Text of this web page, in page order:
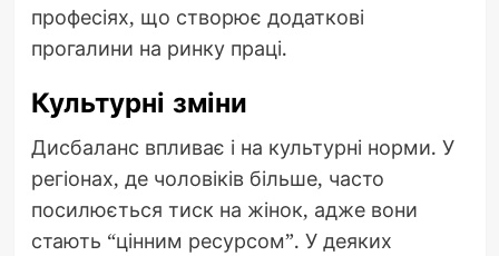
професіях, що створює додаткові
прогалини на ринку праці.
Культурні зміни
Дисбаланс впливає і на культурні норми. У
регіонах, де чоловіків більше, часто
посилюється тиск на жінок, адже вони
стають “цінним ресурсом”. У деяких